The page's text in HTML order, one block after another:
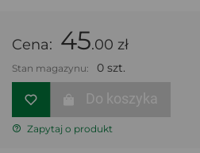
Cena: 45.00 zł
Stan magazynu: 0 szt.
Do koszyka
Zapytaj o produkt